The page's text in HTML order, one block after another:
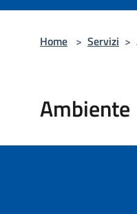
Home > Servizi >
Ambiente